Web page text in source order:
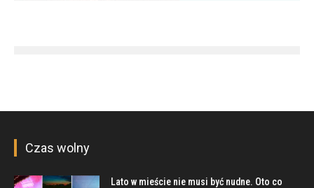
Czas wolny
Lato w mieście nie musi być nudne. Oto co